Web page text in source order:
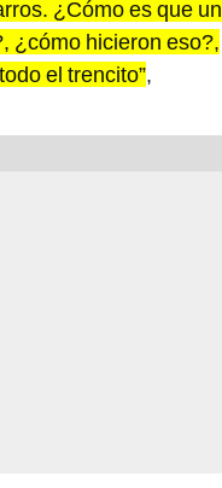
¿Cómo es que un
¿cómo hicieron eso?,
el trencito”,